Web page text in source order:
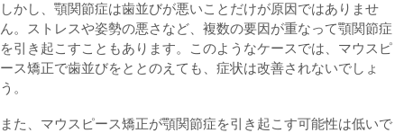
しかし、顎関節症は歯並びが悪いことだけが原因ではありませ
ん。ストレスや姿勢の悪さなど、複数の要因が重なって顎関節症
を引き起こすこともあります。このようなケースでは、マウスピ
ース矯正で歯並びをととのえても、症状は改善されないでしょ
う。
また、マウスピース矯正が顎関節症を引き起こす可能性は低いで